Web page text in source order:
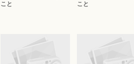
こと
こと